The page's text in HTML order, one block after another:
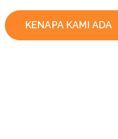
KENAPA KAMI ADA